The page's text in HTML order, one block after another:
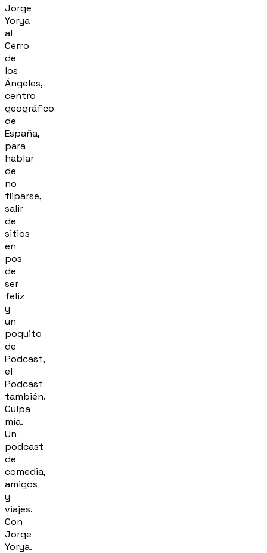
Jorge
Yorya
al
Cerro
de
los
Ángeles,
centro
geográfico
de
España,
para
hablar
de
no
fliparse,
salir
de
sitios
en
pos
de
ser
feliz
y
un
poquito
de
Podcast,
el
Podcast
también.
Culpa
mía.
Un
podcast
de
comedia,
amigos
y
viajes.
Con
Jorge
Yorya.